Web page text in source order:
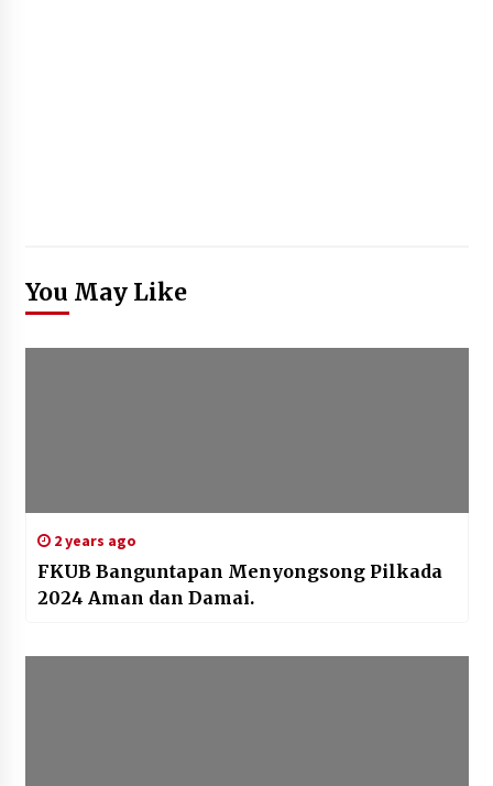
You May Like
2 years ago
FKUB Banguntapan Menyongsong Pilkada
2024 Aman dan Damai.